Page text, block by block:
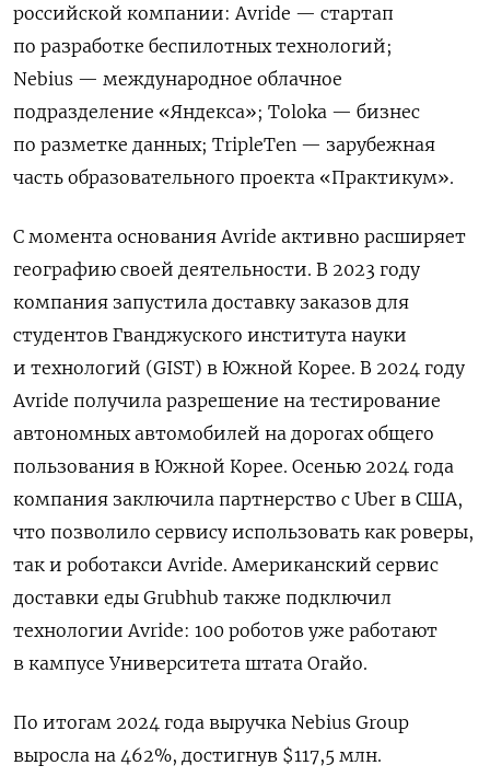
российской компании: Avride — стартап
по разработке беспилотных технологий;
Nebius — международное облачное
подразделение «Яндекса»; Toloka — бизнес
по разметке данных; TripleTen — зарубежная
часть образовательного проекта «Практикум».
С момента основания Avride активно расширяет
географию своей деятельности. В 2023 году
компания запустила доставку заказов для
студентов Гванджуского института науки
и технологий (GIST) в Южной Корее. В 2024 году
Avride получила разрешение на тестирование
автономных автомобилей на дорогах общего
пользования в Южной Корее. Осенью 2024 года
компания заключила партнерство с Uber в США,
что позволило сервису использовать как роверы,
так и роботакси Avride. Американский сервис
доставки еды Grubhub также подключил
технологии Avride: 100 роботов уже работают
в кампусе Университета штата Огайо.
По итогам 2024 года выручка Nebius Group
выросла на 462%, достигнув $117,5 млн.